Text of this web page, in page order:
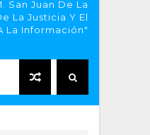
San Juan De La
La Justicia Y El
La Información"